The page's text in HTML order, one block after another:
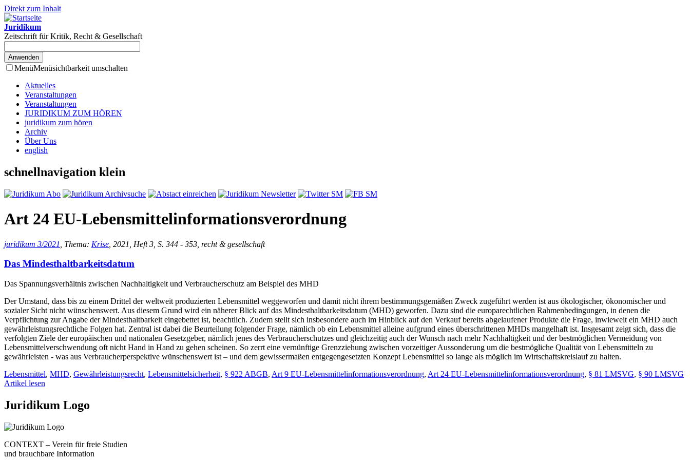
Direkt zum Inhalt
Juridikum
Zeitschrift für Kritik, Recht & Gesellschaft
MenüMenüsichtbarkeit umschalten
Aktuelles
Veranstaltungen
Veranstaltungen
JURIDIKUM ZUM HÖREN
juridikum zum hören
Archiv
Über Uns
english
schnellnavigation klein
Art 24 EU-Lebensmittelinformationsverordnung
juridikum 3/2021 , Thema: Krise , 2021, Heft 3, S. 344 - 353, recht & gesellschaft
Das Mindesthaltbarkeitsdatum
Das Spannungsverhältnis zwischen Nachhaltigkeit und Verbraucherschutz am Beispiel des MHD
Der Umstand, dass bis zu einem Drittel der weltweit produzierten Lebensmittel weggeworfen und damit nicht ihrem bestimmungsgemäßen Zweck zugeführt werden ist aus ökologischer, ökonomischer und
sozialer Sicht nicht wünschenswert. Aus diesem Grund wird ein näherer Blick auf das Mindesthaltbarkeitsdatum (MHD) geworfen. Dazu sind die europarechtlichen Rahmenbedingungen, in denen die
Verpflichtung zur Angabe der Mindesthaltbarkeit eingebettet ist, beachtlich. Zudem stellt sich insbesondere auch im Hinblick auf den Verkauf bereits abgelaufener Produkte die Frage, inwieweit ein MHD auch
gewährleistungsrechtliche Folgen hat. Zentral ist dabei die Beurteilung folgender Frage, nämlich ob ein Lebensmittel alleine aufgrund eines überschrittenen MHDs mangelhaft ist. Insgesamt zeigt sich, dass die
verfolgten Ziele der europäischen und nationalen Gesetzgeber, nämlich jenes des Verbraucherschutzes und gleichzeitig auch der Wunsch nach mehr Nachhaltigkeit und der bestmöglichen Vermeidung von
Lebensmittelverschwendung oft nicht Hand in Hand zu gehen scheinen. So zerrt eine vernünftige Grenzziehung zwischen vorzeitiger Aussonderung um die bestmögliche Qualität von Lebensmitteln zu
gewährleisten - was aus Verbraucherperspektive wünschenswert ist – und dem gewissermaßen entgegengesetzten Konzept Lebensmittel so lange als möglich im Wirtschaftskreislauf zu halten.
Lebensmittel, MHD, Gewährleistungsrecht, Lebensmittelsicherheit, § 922 ABGB, Art 9 EU-Lebensmittelinformationsverordnung, Art 24 EU-Lebensmittelinformationsverordnung, § 81 LMSVG, § 90 LMSVG
Artikel lesen
Juridikum Logo
CONTEXT – Verein für freie Studien
und brauchbare Information